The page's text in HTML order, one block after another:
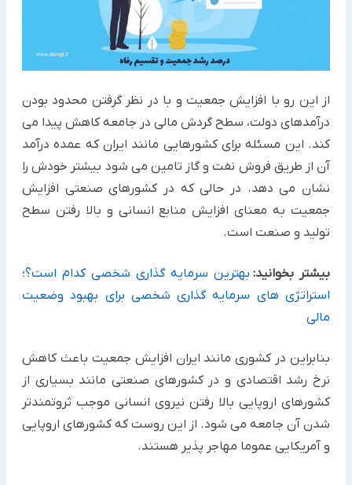
از این رو با افزایش جمعیت و با در نظر گرفتن محدود بودن
درآمدهای دولت، سطح گردش مالی در جامعه کاهش پیدا می
کند. این مسئله برای کشورهایی مانند ایران که عمده درآمد
آن از طریق فروش نفت و گاز تامین می شود بیشتر خودش را
نشان می دهد. در حالی که در کشورهای صنعتی افزایش
جمعیت به معنای افزایش منابع انسانی و بالا رفتن سطح
تولید و صنعت است.
بیشتر بخوانید: بهترین سرمایه گذاری شخصی کدام است؟؛
استراتژی های سرمایه گذاری شخصی برای بهبود وضعیت
مالی
بنابراین در کشوری مانند ایران افزایش جمعیت باعث کاهش
نرخ رشد اقتصادی و در کشورهای صنعتی مانند بسیاری از
کشورهای اروپایی بالا رفتن نیروی انسانی موجب ثروتمندتر
شدن آن جامعه می شود. از این روست که کشورهای اروپایی
و آمریکایی عموما مهاجر پذیر هستند.